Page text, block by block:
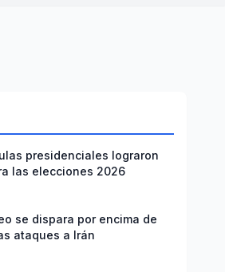
presidenciales lograron
las elecciones 2026
se dispara por encima de
ataques a Irán